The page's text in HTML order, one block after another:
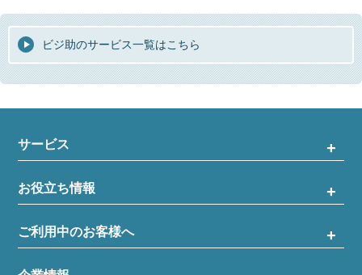
ビジ助のサービス一覧はこちら
サービス
お役立ち情報
ご利用中のお客様へ